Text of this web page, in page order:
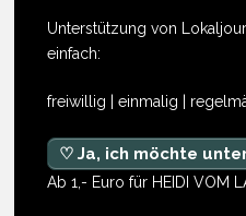
Unterstützung von
einfach:
freiwillig | einmalig |
♡ Ja, ich möchte
Ab 1,- Euro für HEIDI VOM